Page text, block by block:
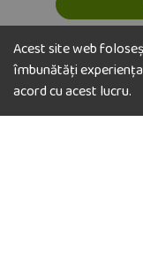
Acest site web
îmbunătăți
acord cu acest lucru.
Abonează-